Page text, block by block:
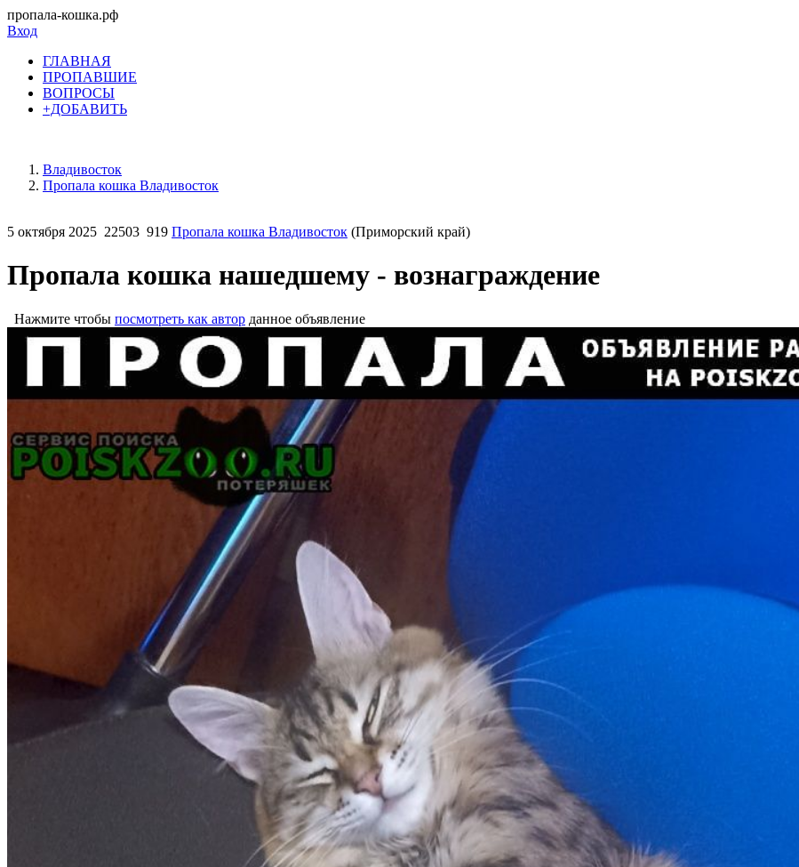
пропала-кошка.рф
Вход
ГЛАВНАЯ
ПРОПАВШИЕ
ВОПРОСЫ
+ДОБАВИТЬ
Владивосток
Пропала кошка Владивосток
5 октября 2025 22503 919 Пропала кошка Владивосток (Приморский край)
Пропала кошка нашедшему - вознаграждение
Нажмите чтобы посмотреть как автор данное объявление